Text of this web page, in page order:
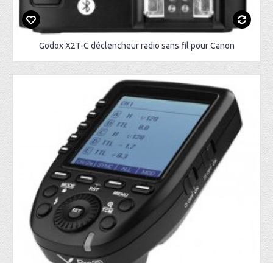
Godox X2T-C déclencheur radio sans fil pour Canon